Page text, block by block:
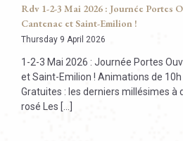
Rdv 1-2-3 Mai 2026 : Journée Portes
Cantenac et Saint-Emilion !
Thursday 9 April 2026
1-2-3 Mai 2026 : Journée Portes
et Saint-Emilion ! Animations de
Gratuites : les derniers millésimes à
rosé Les [...]